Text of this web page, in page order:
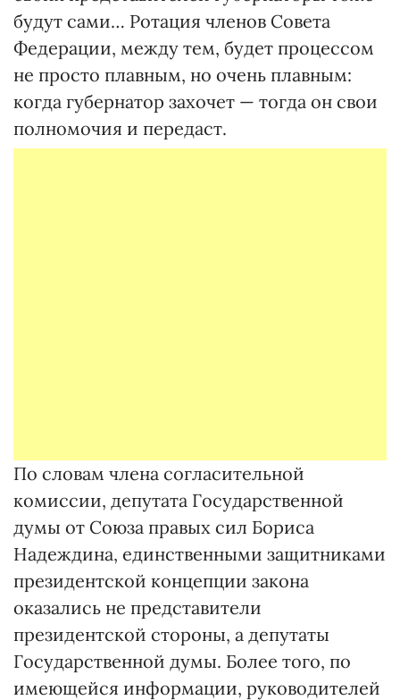
будут сами… Ротация членов Совета
Федерации, между тем, будет процессом
не просто плавным, но очень плавным:
когда губернатор захочет — тогда он свои
полномочия и передаст.
По словам члена согласительной
комиссии, депутата Государственной
думы от Союза правых сил Бориса
Надеждина, единственными защитниками
президентской концепции закона
оказались не представители
президентской стороны, а депутаты
Государственной думы. Более того, по
имеющейся информации, руководителей